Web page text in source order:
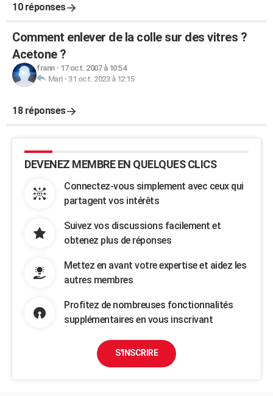
10 réponses
Comment enlever de la colle sur des vitres ?
Acetone ?
frann- 17 oct. 2007 à 10:54
Mari- 31 oct. 2023 à 12:15
18 réponses
DEVENEZ MEMBRE EN QUELQUES CLICS
Connectez-vous simplement avec ceux qui
partagent vos intérêts
Suivez vos discussions facilement et
obtenez plus de réponses
Mettez en avant votre expertise et aidez les
autres membres
Profitez de nombreuses fonctionnalités
supplémentaires en vous inscrivant
S'INSCRIRE